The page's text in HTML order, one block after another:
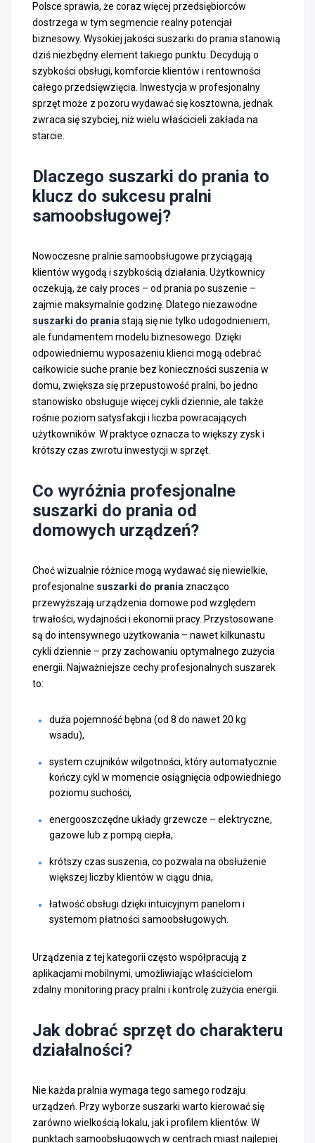
Polsce sprawia, że coraz więcej przedsiębiorców
dostrzega w tym segmencie realny potencjał
biznesowy. Wysokiej jakości suszarki do prania stanowią
dziś niezbędny element takiego punktu. Decydują o
szybkości obsługi, komforcie klientów i rentowności
całego przedsięwzięcia. Inwestycja w profesjonalny
sprzęt może z pozoru wydawać się kosztowna, jednak
zwraca się szybciej, niż wielu właścicieli zakłada na
starcie.
Dlaczego suszarki do prania to
klucz do sukcesu pralni
samoobsługowej?
Nowoczesne pralnie samoobsługowe przyciągają
klientów wygodą i szybkością działania. Użytkownicy
oczekują, że cały proces – od prania po suszenie –
zajmie maksymalnie godzinę. Dlatego niezawodne
suszarki do praniastają się nie tylko udogodnieniem,
ale fundamentem modelu biznesowego. Dzięki
odpowiedniemu wyposażeniu klienci mogą odebrać
całkowicie suche pranie bez konieczności suszenia w
domu, zwiększa się przepustowość pralni, bo jedno
stanowisko obsługuje więcej cykli dziennie, ale także
rośnie poziom satysfakcji i liczba powracających
użytkowników. W praktyce oznacza to większy zysk i
krótszy czas zwrotu inwestycji w sprzęt.
Co wyróżnia profesjonalne
suszarki do prania od
domowych urządzeń?
Choć wizualnie różnice mogą wydawać się niewielkie,
profesjonalne suszarki do prania znacząco
przewyższają urządzenia domowe pod względem
trwałości, wydajności i ekonomii pracy. Przystosowane
są do intensywnego użytkowania – nawet kilkunastu
cykli dziennie – przy zachowaniu optymalnego zużycia
energii. Najważniejsze cechy profesjonalnych suszarek
to:
duża pojemność bębna (od 8 do nawet 20 kg
wsadu),
system czujników wilgotności, który automatycznie
kończy cykl w momencie osiągnięcia odpowiedniego
poziomu suchości,
energooszczędne układy grzewcze – elektryczne,
gazowe lub z pompą ciepła,
krótszy czas suszenia, co pozwala na obsłużenie
większej liczby klientów w ciągu dnia,
łatwość obsługi dzięki intuicyjnym panelom i
systemom płatności samoobsługowych.
Urządzenia z tej kategorii często współpracują z
aplikacjami mobilnymi, umożliwiając właścicielom
zdalny monitoring pracy pralni i kontrolę zużycia energii.
Jak dobrać sprzęt do charakteru
działalności?
Nie każda pralnia wymaga tego samego rodzaju
urządzeń. Przy wyborze suszarki warto kierować się
zarówno wielkością lokalu, jak i profilem klientów. W
punktach samoobsługowych w centrach miast najlepiej